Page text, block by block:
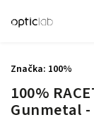
100%
Gunmetal
Značka: 100%